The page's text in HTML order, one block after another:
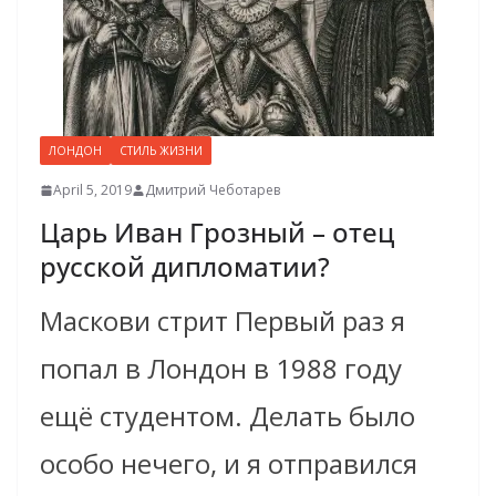
ЛОНДОН СТИЛЬ ЖИЗНИ
April 5, 2019 Дмитрий Чеботарев
Царь Иван Грозный – отец
русской дипломатии?
Маскови стрит Первый раз я
попал в Лондон в 1988 году
ещё студентом. Делать было
особо нечего, и я отправился